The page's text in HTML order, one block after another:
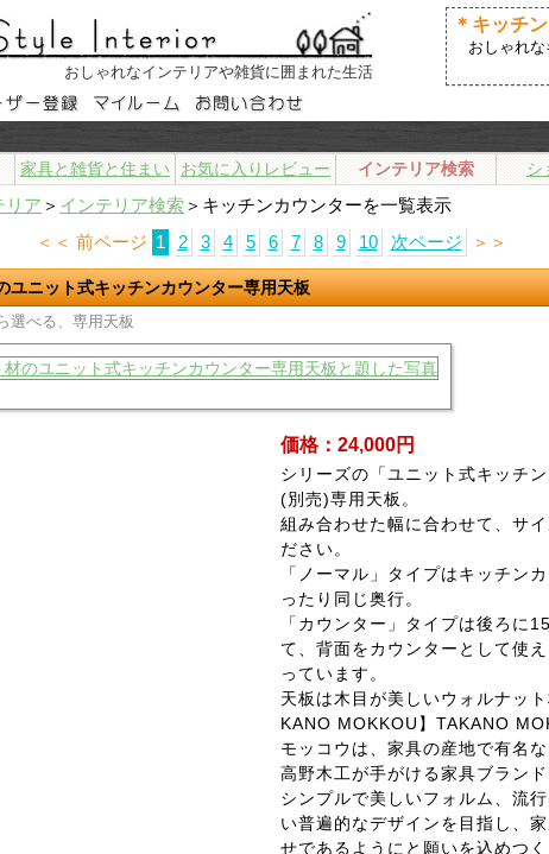
おしゃれなインテリアや雑貨に囲まれた生活
＊キッチ
おしゃれ
家具と雑貨と住まい お気に入りレビュー インテリア検索
シ
リア ＞ インテリア検索 ＞キッチンカウンターを一覧表示
＜＜ 前ページ 1 2 3 4 5 6 7 8 9 10 次ページ ＞＞
ユニット式キッチンカウンター専用天板
選べる、専用天板
価格：24,000円
シリーズの「ユニット式キッチン
(別売)専用天板。
組み合わせた幅に合わせて、サイ
ださい。
「ノーマル」タイプはキッチン
ったり同じ奥行。
「カウンター」タイプは後ろに
て、背面をカウンターとして使
っています。
天板は木目が美しいウォルナッ
KANO MOKKOU】TAKANO
モッコウは、家具の産地で有名
高野木工が手がける家具ブランド
シンプルで美しいフォルム、流
い普遍的なデザインを目指し、
せであるようにと願いを込めつ